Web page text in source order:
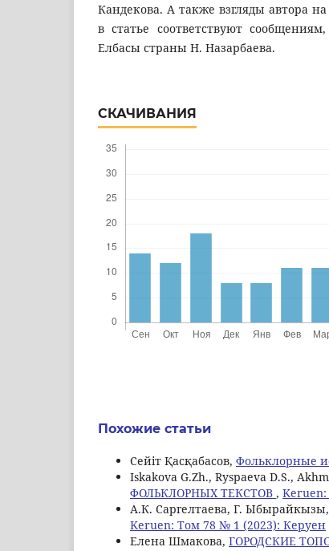
Кандекова. А также взгляды автора
в статье соответствуют
Елбасы страны Н. Назарбаева.
СКАЧИВАНИЯ
Похожие статьи
Сейіт Қасқабасов, Фольклорные
Iskakova G.Zh., Ryspaeva D.S.,
ФОЛЬКЛОРНЫХ ТЕКСТОВ ,
А.К. Саргелтаева, Г. Ыбырайкызы,
Keruen: Том 78 № 1 (2023): Керуен
Елена Шмакова, ГОРОДСКИЕ